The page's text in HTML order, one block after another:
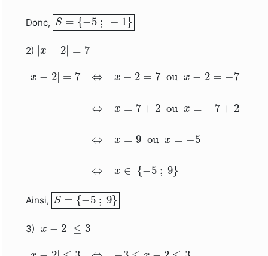
Donc, S = {−5 ; − 1}
S={−5; −1}
2) |x − 2 = 7
| |=
|x − 2| = 7 ⇔ x − 2 = 7 ou x − 2 = −7
⇔ x = 7 + 2 ou x = −7 + 2
⇔ x = 9 ou x = −5
⇔ x ∈ {−5 ; 9}
| |= ⇔ 2 ou x 2= =7 ou
Ainsi, S = {−5 ; 9}
S={−5; 9}
3) |x − 2 ≤ 3
| |≤ 3
| |≤ 3⇔ 3 ≤ ≤ 3⇔ 3+ 2≤ x